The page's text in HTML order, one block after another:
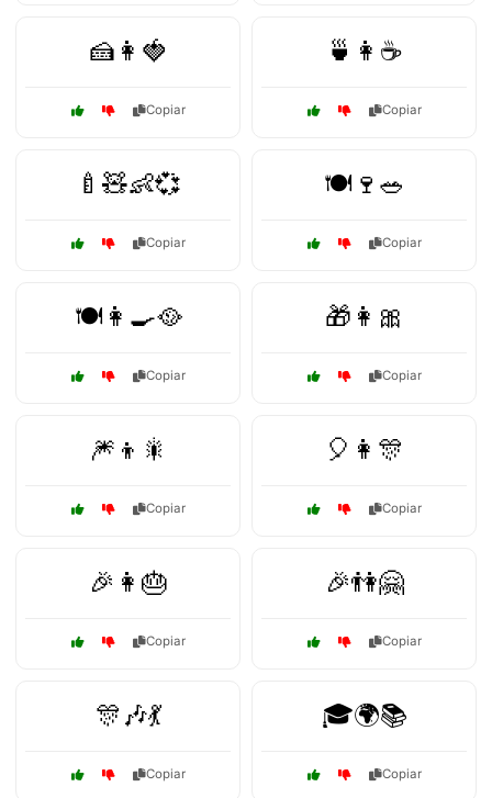
🍰👩🍓
Copiar
🍵👩☕
Copiar
🍼🧸👶💞
Copiar
🍽️🍷🥗
Copiar
🍽️👩‍🍳🥘
Copiar
🎁👩🎀
Copiar
🎆👦🎇
Copiar
🎈👩🎊
Copiar
🎉👩🎂
Copiar
🎉👫🤗
Copiar
🎊🎶💃
Copiar
🎓🌍📚
Copiar